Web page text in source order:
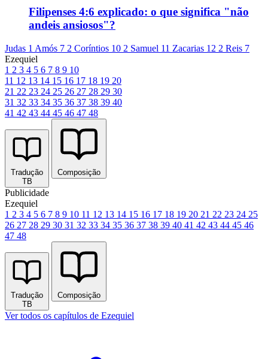
Filipenses 4:6 explicado: o que significa "não
andeis ansiosos"?
Judas 1 Amós 7 2 Coríntios 10 2 Samuel 11 Zacarias 12 2 Reis 7
Ezequiel
1 2 3 4 5 6 7 8 9 10
11 12 13 14 15 16 17 18 19 20
21 22 23 24 25 26 27 28 29 30
31 32 33 34 35 36 37 38 39 40
41 42 43 44 45 46 47 48
Tradução
TB
Composição
Publicidade
Ezequiel
1 2 3 4 5 6 7 8 9 10 11 12 13 14 15 16 17 18 19 20 21 22 23 24 25
26 27 28 29 30 31 32 33 34 35 36 37 38 39 40 41 42 43 44 45 46
47 48
Tradução
TB
Composição
Ver todos os capítulos de Ezequiel